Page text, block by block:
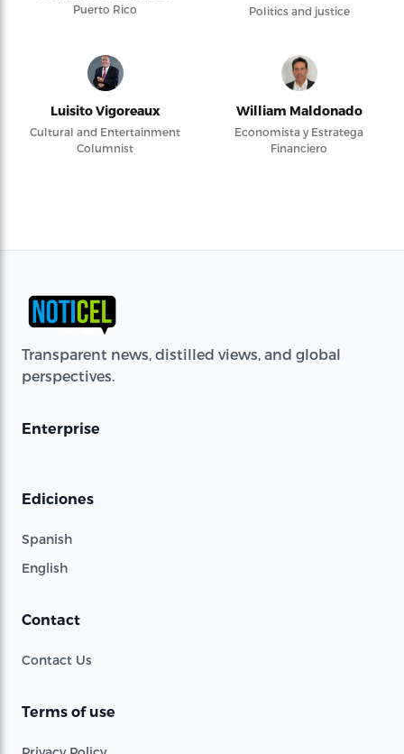
Puerto Rico
Politics and justice
Luisito Vigoreaux
Cultural and Entertainment
Columnist
William Maldonado
Economista y Estratega
Financiero
Transparent news, distilled views, and global
perspectives.
Enterprise
Ediciones
Spanish
English
Contact
Contact Us
Terms of use